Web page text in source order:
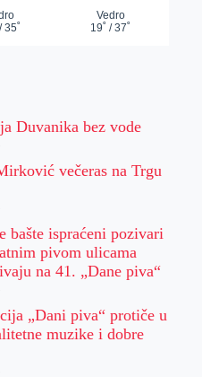
Duvanika bez vode
večeras na Trgu
bašte ispraćeni pozivari
pivom ulicama
na 41. „Dane piva“
„Dani piva“ protiče u
muzike i dobre